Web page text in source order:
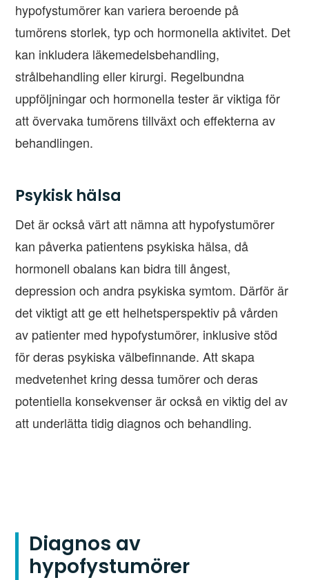
hypofystumörer kan variera beroende på
tumörens storlek, typ och hormonella aktivitet. Det
kan inkludera läkemedelsbehandling,
strålbehandling eller kirurgi. Regelbundna
uppföljningar och hormonella tester är viktiga för
att övervaka tumörens tillväxt och effekterna av
behandlingen.
Psykisk hälsa
Det är också värt att nämna att hypofystumörer
kan påverka patientens psykiska hälsa, då
hormonell obalans kan bidra till ångest,
depression och andra psykiska symtom. Därför är
det viktigt att ge ett helhetsperspektiv på vården
av patienter med hypofystumörer, inklusive stöd
för deras psykiska välbefinnande. Att skapa
medvetenhet kring dessa tumörer och deras
potentiella konsekvenser är också en viktig del av
att underlätta tidig diagnos och behandling.
Diagnos av
hypofystumörer